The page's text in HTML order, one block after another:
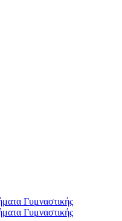
Γυμναστικής
Γυμναστικής